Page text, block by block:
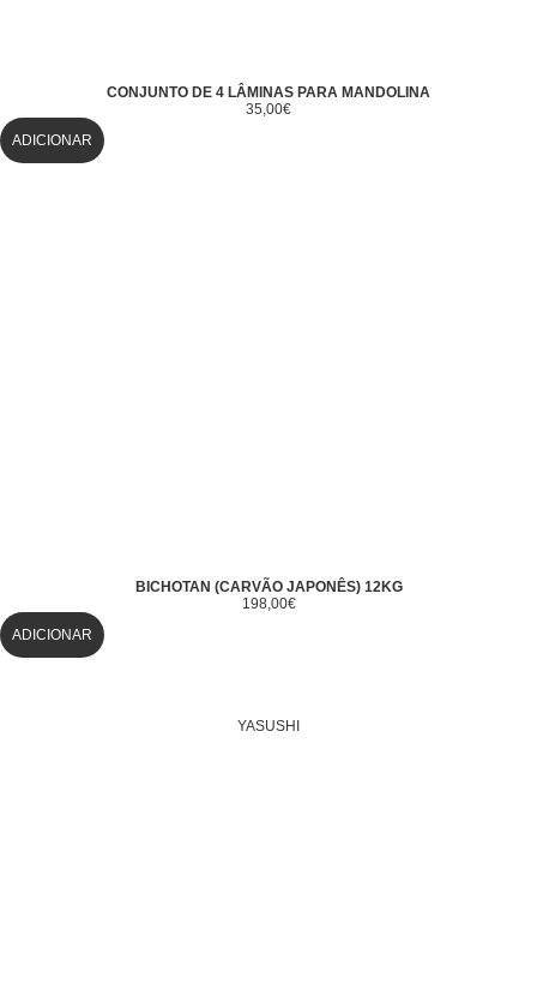
CONJUNTO DE 4 LÂMINAS PARA MANDOLINA
35,00€
ADICIONAR
BICHOTAN (CARVÃO JAPONÊS) 12KG
198,00€
ADICIONAR
YASUSHI